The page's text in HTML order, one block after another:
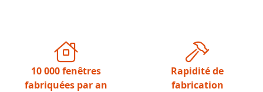
10 000 fenêtres
fabriquées par an
Rapidité de
fabrication